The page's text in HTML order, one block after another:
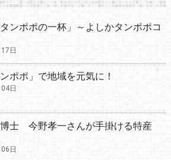
ンポポの一杯」～よしかタンポポコ
日
ンポポ」で地域を元気に！
日
士 今野孝一さんが手掛ける特産
日